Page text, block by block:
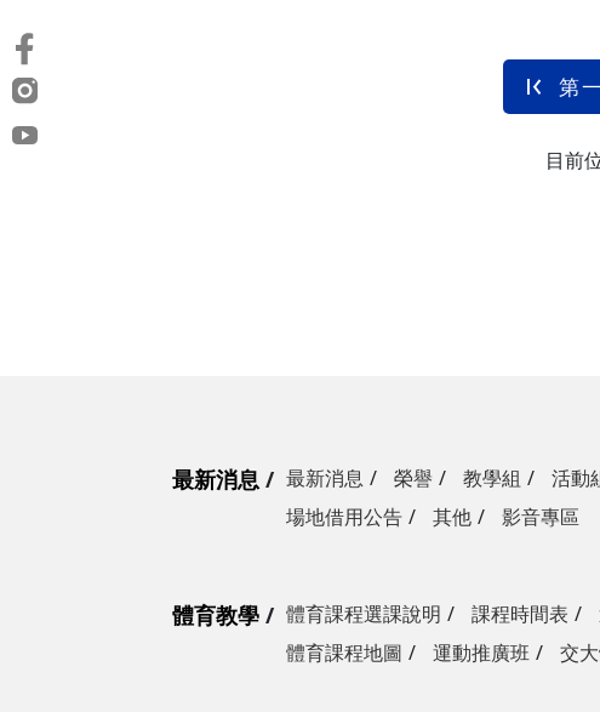
第
目前
最新消息 最新消息 榮譽 教學組 活動
場地借用公告
其他 影音專區
體育教學 體育課程選課說明 課程時間表
體育課程地圖
運動推廣班 交